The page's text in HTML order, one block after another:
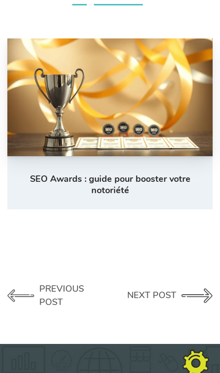
SEO Awards : guide pour booster votre
notoriété
PREVIOUS
POST
NEXT POST